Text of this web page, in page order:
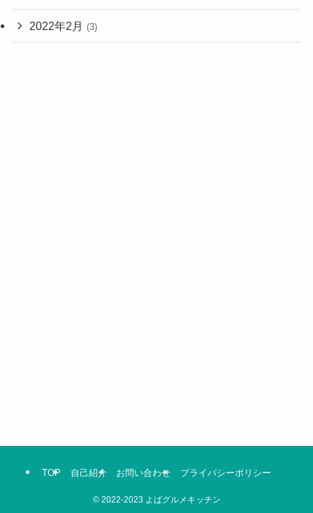
2022年2月 (3)
TOP 自己紹介 お問い合わせ プライバシーポリシー
©2022-2023 よばグルメキッチン